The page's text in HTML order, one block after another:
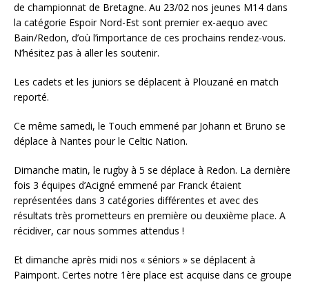
de championnat de Bretagne. Au 23/02 nos jeunes M14 dans
la catégorie Espoir Nord-Est sont premier ex-aequo avec
Bain/Redon, d’où l’importance de ces prochains rendez-vous.
N’hésitez pas à aller les soutenir.
Les cadets et les juniors se déplacent à Plouzané en match
reporté.
Ce même samedi, le Touch emmené par Johann et Bruno se
déplace à Nantes pour le Celtic Nation.
Dimanche matin, le rugby à 5 se déplace à Redon. La dernière
fois 3 équipes d’Acigné emmené par Franck étaient
représentées dans 3 catégories différentes et avec des
résultats très prometteurs en première ou deuxième place. A
récidiver, car nous sommes attendus !
Et dimanche après midi nos « séniors » se déplacent à
Paimpont. Certes notre 1ère place est acquise dans ce groupe